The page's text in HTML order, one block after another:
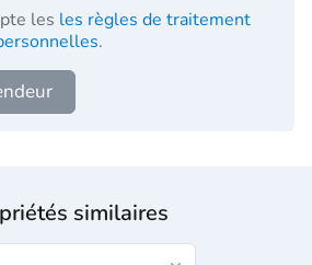
les les règles de traitement
.
similaires